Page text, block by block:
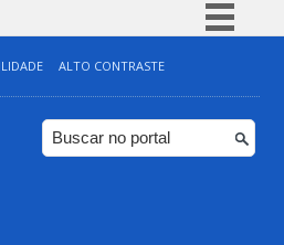
Simplifique!
Comunica BR
Participe
ALTO CONTRASTE